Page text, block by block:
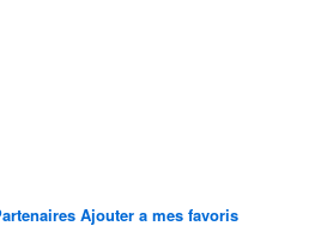
Ajouter a mes favoris